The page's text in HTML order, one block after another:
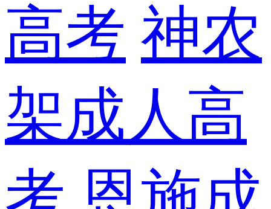
高考 神农
架成人高